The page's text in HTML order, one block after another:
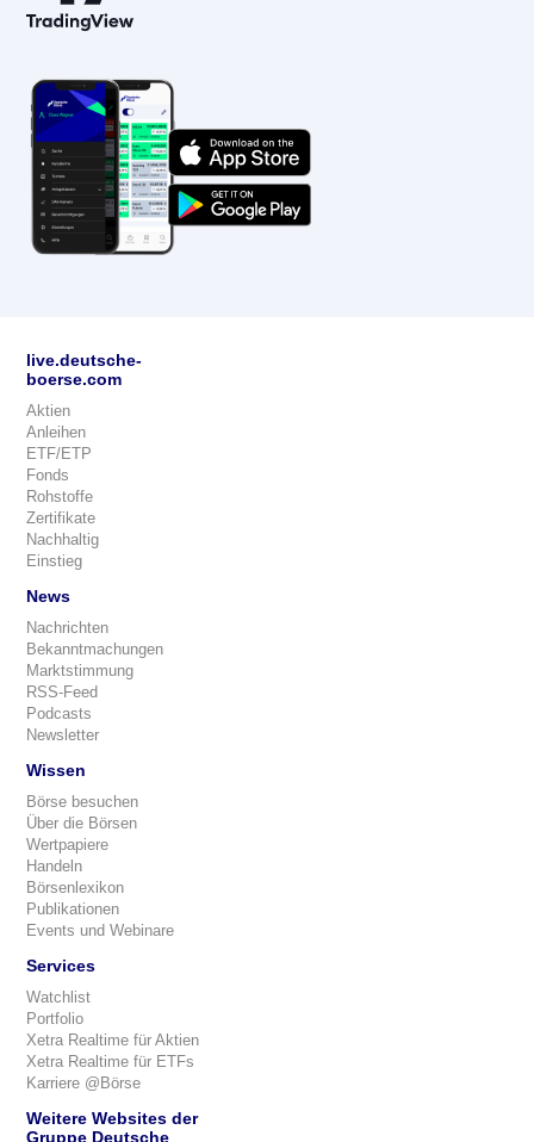
live.deutsche-
boerse.com
Aktien
Anleihen
ETF/ETP
Fonds
Rohstoffe
Zertifikate
Nachhaltig
Einstieg
News
Nachrichten
Bekanntmachungen
Marktstimmung
RSS-Feed
Podcasts
Newsletter
Wissen
Börse besuchen
Über die Börsen
Wertpapiere
Handeln
Börsenlexikon
Publikationen
Events und Webinare
Services
Watchlist
Portfolio
Xetra Realtime für Aktien
Xetra Realtime für ETFs
Karriere @Börse
Weitere Websites der
Gruppe Deutsche